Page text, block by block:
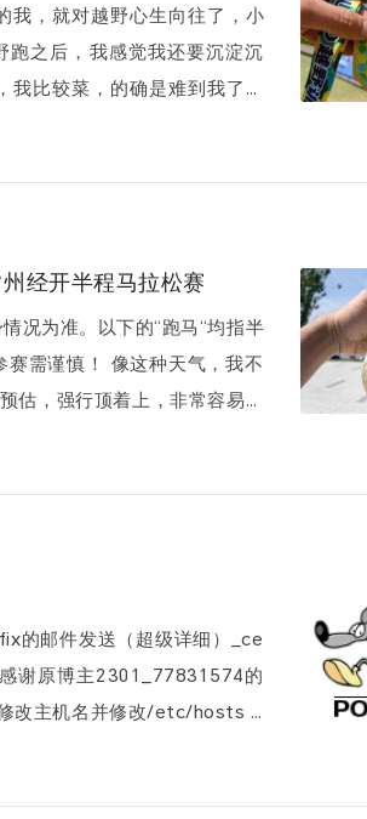
我，就对越野心生向往了，小
跑之后，我感觉我还要沉淀沉
经开半程马拉松赛
况为准。以下的“跑马“均指半
估，强行顶着上，非常容易出
的邮件发送（超级详细）_ce
谢原博主2301_77831574的